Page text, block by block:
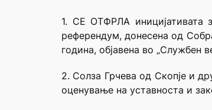
1. СЕ ОТФРЛА иницијативата
референдум, донесена од
година, објавена во „Службен
2. Солза Грчева од Скопје и
оценување на уставноста и